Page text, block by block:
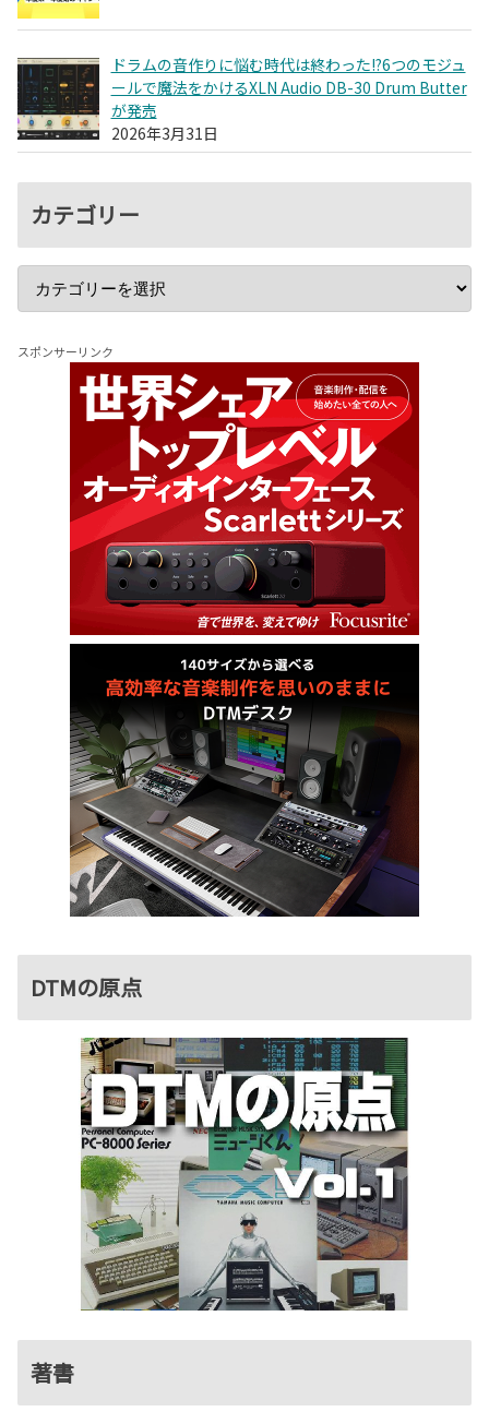
ドラムの音作りに悩む時代は終わった!?6つのモジュ
ールで魔法をかけるXLN Audio DB-30 Drum Butter
が発売
2026年3月31日
カテゴリー
スポンサーリンク
DTMの原点
著書